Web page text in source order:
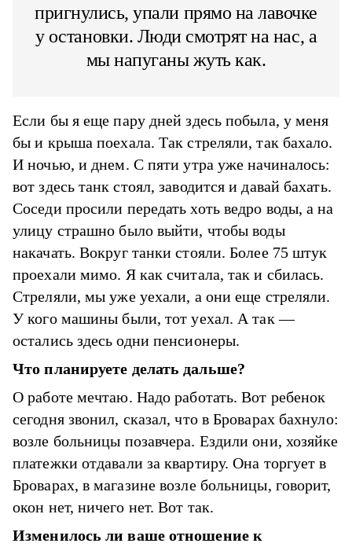
пригнулись, упали прямо на лавочке
у остановки. Люди смотрят на нас, а
мы напуганы жуть как.
Если бы я еще пару дней здесь побыла, у меня
бы и крыша поехала. Так стреляли, так бахало.
И ночью, и днем. С пяти утра уже начиналось:
вот здесь танк стоял, заводится и давай бахать.
Соседи просили передать хоть ведро воды, а на
улицу страшно было выйти, чтобы воды
накачать. Вокруг танки стояли. Более 75 штук
проехали мимо. Я как считала, так и сбилась.
Стреляли, мы уже уехали, а они еще стреляли.
У кого машины были, тот уехал. А так —
остались здесь одни пенсионеры.
Что планируете делать дальше?
О работе мечтаю. Надо работать. Вот ребенок
сегодня звонил, сказал, что в Броварах бахнуло:
возле больницы позавчера. Ездили они, хозяйке
платежки отдавали за квартиру. Она торгует в
Броварах, в магазине возле больницы, говорит,
окон нет, ничего нет. Вот так.
Изменилось ли ваше отношение к